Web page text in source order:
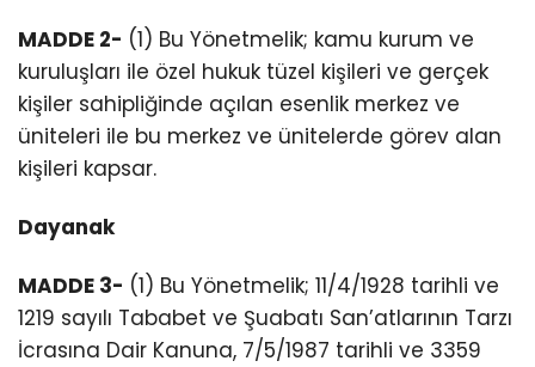
MADDE 2- (1) Bu Yönetmelik; kamu kurum ve
kuruluşları ile özel hukuk tüzel kişileri ve gerçek
kişiler sahipliğinde açılan esenlik merkez ve
üniteleri ile bu merkez ve ünitelerde görev alan
kişileri kapsar.
Dayanak
MADDE 3- (1) Bu Yönetmelik; 11/4/1928 tarihli ve
1219 sayılı Tababet ve Şuabatı San’atlarının Tarzı
İcrasına Dair Kanuna, 7/5/1987 tarihli ve 3359